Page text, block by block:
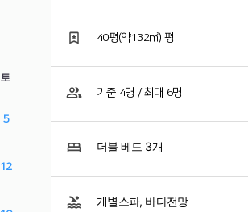
토
5
12
40평(약132㎡) 평
기준 4명 / 최대 6명
더블 베드 3개
개별스파, 바다전망